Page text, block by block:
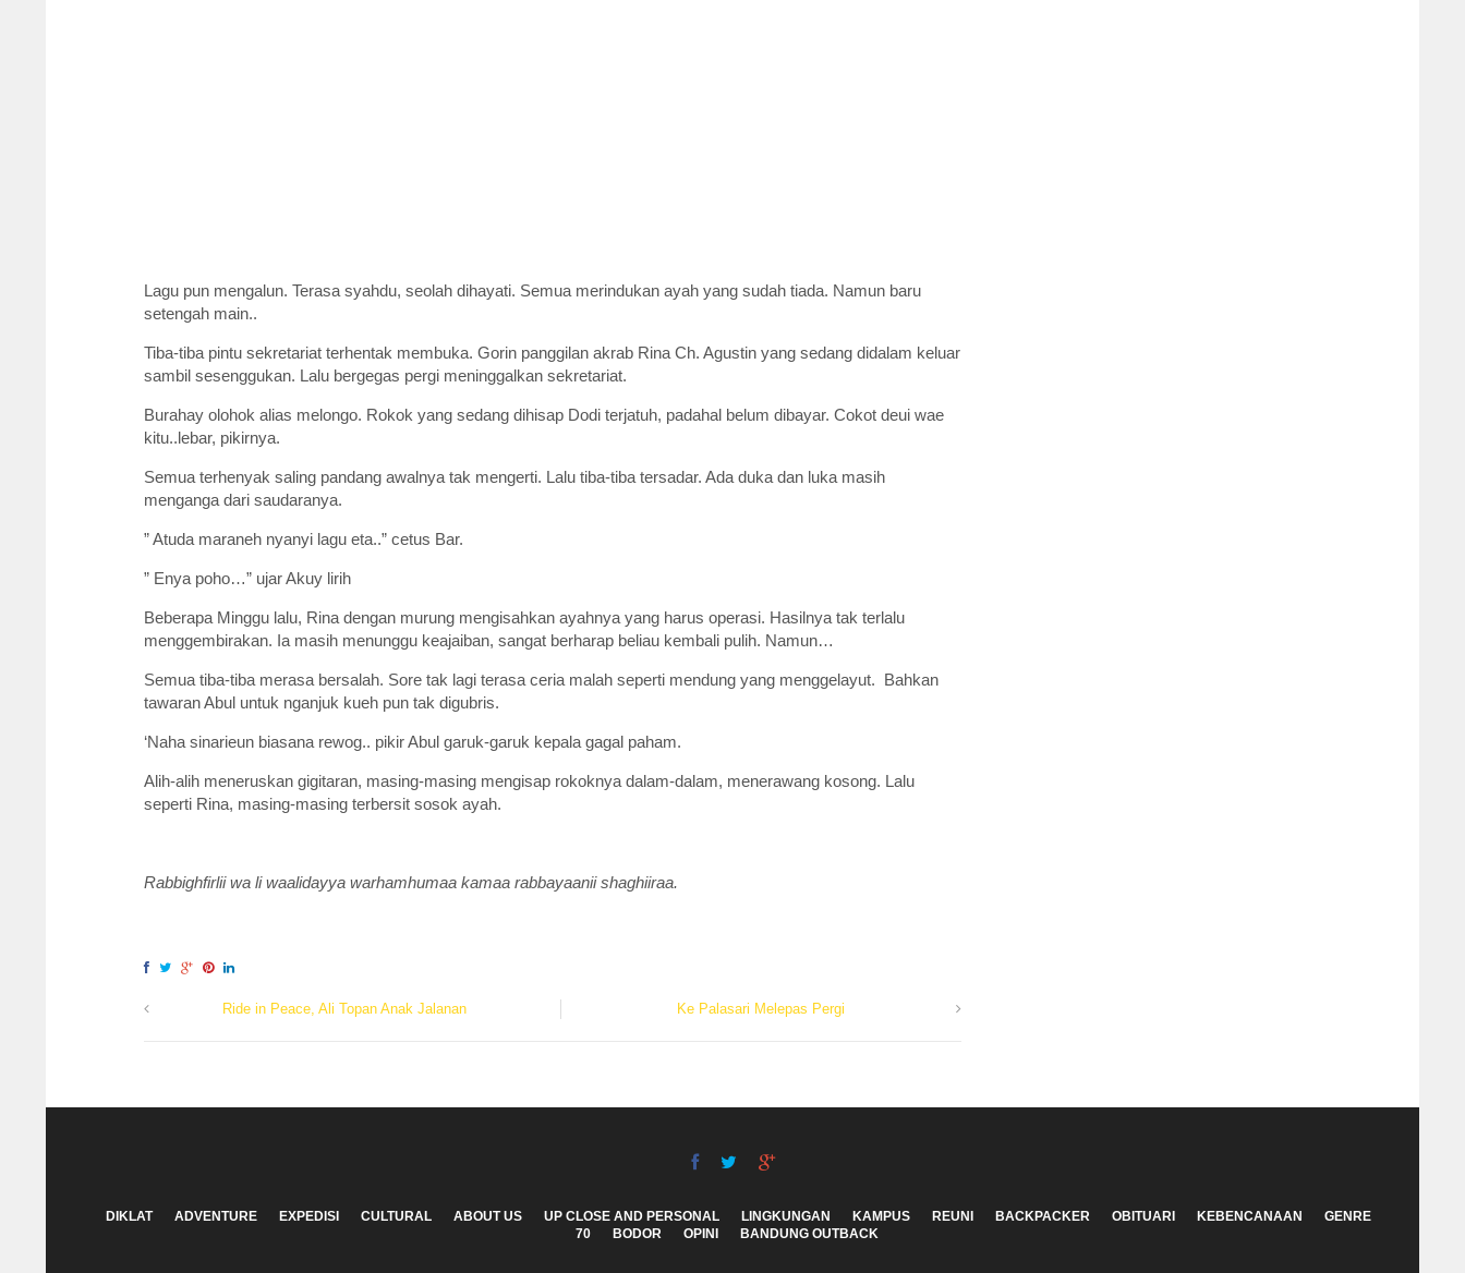
Lagu pun mengalun. Terasa syahdu, seolah dihayati. Semua merindukan ayah yang sudah tiada. Namun baru
setengah main..
Tiba-tiba pintu sekretariat terhentak membuka. Gorin panggilan akrab Rina Ch. Agustin yang sedang didalam keluar
sambil sesenggukan. Lalu bergegas pergi meninggalkan sekretariat.
Burahay olohok alias melongo. Rokok yang sedang dihisap Dodi terjatuh, padahal belum dibayar. Cokot deui wae
kitu..lebar, pikirnya.
Semua terhenyak saling pandang awalnya tak mengerti. Lalu tiba-tiba tersadar. Ada duka dan luka masih
menganga dari saudaranya.
” Atuda maraneh nyanyi lagu eta..” cetus Bar.
” Enya poho…” ujar Akuy lirih
Beberapa Minggu lalu, Rina dengan murung mengisahkan ayahnya yang harus operasi. Hasilnya tak terlalu
menggembirakan. Ia masih menunggu keajaiban, sangat berharap beliau kembali pulih. Namun…
Semua tiba-tiba merasa bersalah. Sore tak lagi terasa ceria malah seperti mendung yang menggelayut. Bahkan
tawaran Abul untuk nganjuk kueh pun tak digubris.
‘Naha sinarieun biasana rewog.. pikir Abul garuk-garuk kepala gagal paham.
Alih-alih meneruskan gigitaran, masing-masing mengisap rokoknya dalam-dalam, menerawang kosong. Lalu
seperti Rina, masing-masing terbersit sosok ayah.
Rabbighfirlii wa li waalidayya warhamhumaa kamaa rabbayaanii shaghiiraa.
Ride in Peace, Ali Topan Anak Jalanan Ke Palasari Melepas Pergi
DIKLAT ADVENTURE EXPEDISI CULTURAL ABOUT US UP CLOSE AND PERSONAL LINGKUNGAN KAMPUS REUNI BACKPACKER OBITUARI KEBENCANAAN
GENRE
70
BODOR OPINI BANDUNG OUTBACK